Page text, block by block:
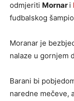
odmjeriti Mornar i
fudbalskog
Moranar je
nalaze u gornjem
Barani bi
naredne mečeve,